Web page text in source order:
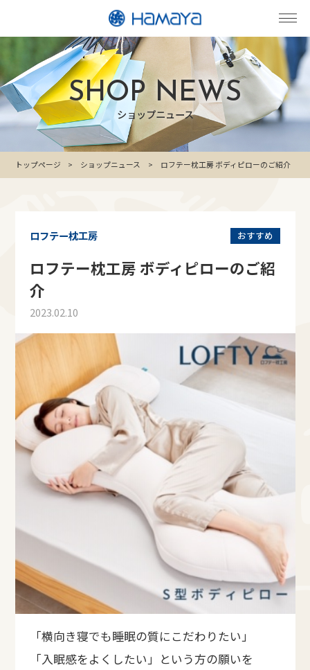
SHOP NEWS
ショップニュース
トップページ ショップニュース ロフテー枕工房 ボディピローのご紹介
おすすめ
ロフテー枕工房
ロフテー枕工房 ボディピローのご紹
介
2023.02.10
「横向き寝でも睡眠の質にこだわりたい」
「入眠感をよくしたい」という方の願いを